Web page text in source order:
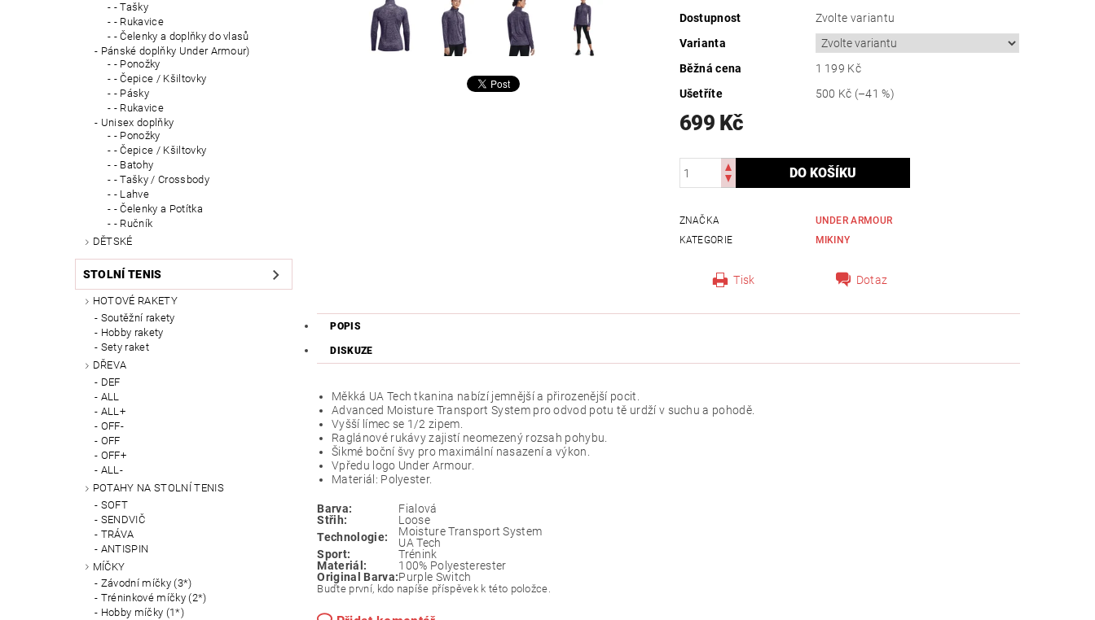
- Tašky
- Rukavice
- Čelenky a doplňky do vlasů
Pánské doplňky Under Armour)
- Ponožky
- Čepice / Kšiltovky
- Pásky
- Rukavice
Unisex doplňky
- Ponožky
- Čepice / Kšiltovky
- Batohy
- Tašky / Crossbody
- Lahve
- Čelenky a Potítka
- Ručník
DĚTSKÉ
STOLNÍ TENIS
HOTOVÉ RAKETY
Soutěžní rakety
Hobby rakety
Sety raket
DŘEVA
DEF
ALL
ALL+
OFF-
OFF
OFF+
ALL-
POTAHY NA STOLNÍ TENIS
SOFT
SENDVIČ
TRÁVA
ANTISPIN
MÍČKY
Závodní míčky (3*)
Tréninkové míčky (2*)
Hobby míčky (1*)
Dostupnost
Zvolte variantu
Varianta
Běžná cena
1 199 Kč
Ušetříte
500 Kč (–41 %)
699 Kč
ZNAČKA
UNDER ARMOUR
KATEGORIE
MIKINY
Tisk Dotaz
POPIS
DISKUZE
Měkká UA Tech tkanina nabízí jemnější a přirozenější pocit.
Advanced Moisture Transport System pro odvod potu tě urdží v suchu a pohodě.
Vyšší límec se 1/2 zipem.
Raglánové rukávy zajistí neomezený rozsah pohybu.
Šikmé boční švy pro maximální nasazení a výkon.
Vpředu logo Under Armour.
Materiál: Polyester.
Barva:
Fialová
Střih:
Loose
Technologie:
Moisture Transport System
UA Tech
Sport:
Trénink
Materiál:
100% Polyesterester
Original Barva:Purple Switch
Buďte první, kdo napíše příspěvek k této položce.